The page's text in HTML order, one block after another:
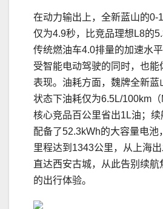
在动力输出上，全新蓝山的0-
仅为4.9秒，比竞品理想L8的
传统燃油车4.0排量的加速水
受智能电动驾驶的同时，也能
表现。油耗方面，魏牌全新蓝
状态下油耗仅为6.5L/100km
核心竞品百公里省出1L油；
配备了52.3kWh的大容量电池
里程达到1343公里，从上海
直达西安古城，从此告别续航
的出行体验。